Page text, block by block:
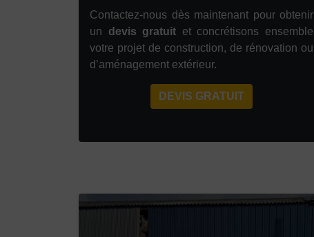
Contactez-nous dès maintenant pour obtenir
un devis gratuit et concrétisons ensemble
votre projet de construction, de rénovation ou
d’aménagement extérieur.
DEVIS GRATUIT